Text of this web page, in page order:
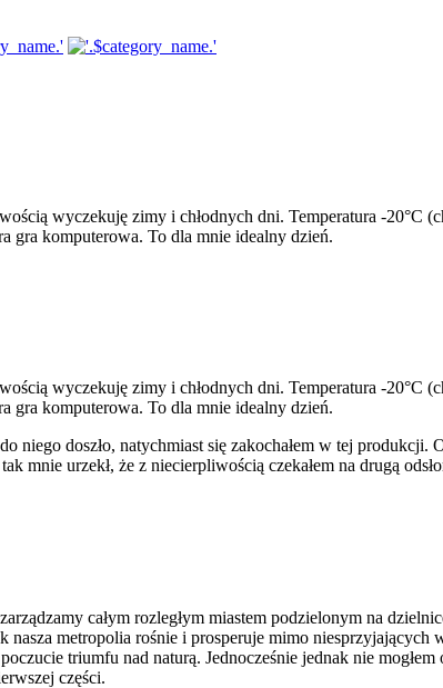
wyczekuję zimy i chłodnych dni. Temperatura -20°C
gra komputerowa. To dla mnie idealny dzień.
wyczekuję zimy i chłodnych dni. Temperatura -20°C
gra komputerowa. To dla mnie idealny dzień.
niego doszło, natychmiast się zakochałem w tej produkcji.
tak mnie urzekł, że z niecierpliwością czekałem na drugą
całym rozległym miastem podzielonym na
metropolia rośnie i prosperuje mimo niesprzyjających
triumfu nad naturą. Jednocześnie jednak nie mogłem
części.